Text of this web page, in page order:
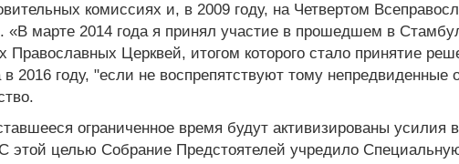
комиссиях и, в 2009 году, на Четвертом
«В марте 2014 года я принял участие в прошедшем в
Православных Церквей, итогом которого стало принятие
2016 году, "если не воспрепятствуют тому непредвиденные
ограниченное время будут активизированы усилия
этой целью Собрание Предстоятелей учредило